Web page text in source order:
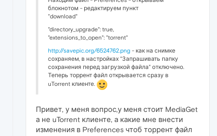
блокнотом - редактируем пункт
"download"
"directory_upgrade": true,
"extensions_to_open": "torrent"
http://savepic.org/6524762.png - как на снимке
сохраняем, в настройках "Запрашивать папку
сохранения перед загрузкой файла" отключено.
Теперь торрент файл открывается сразу в
uTorrent клиенте.
Привет, у меня вопрос,у меня стоит MediaGet
а не uTorrent клиенте, а какие мне внести
изменения в Preferences чтоб торрент файл